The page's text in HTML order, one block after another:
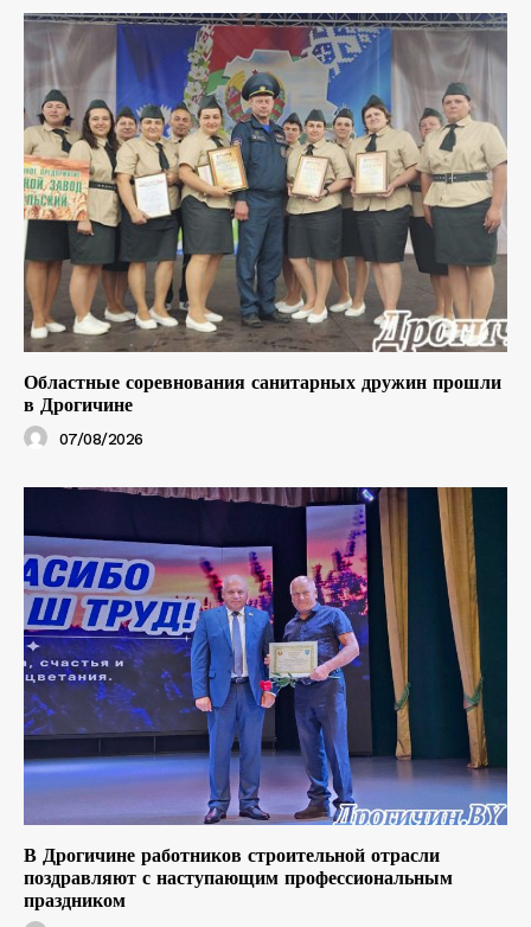
Областные соревнования санитарных дружин прошли
в Дрогичине
07/08/2026
В Дрогичине работников строительной отрасли
поздравляют с наступающим профессиональным
праздником